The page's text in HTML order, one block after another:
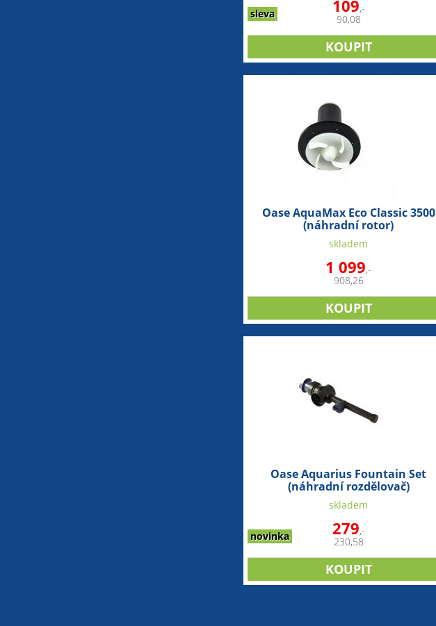
sleva 109,-
90,08
Oase AquaMax Eco Classic 3500
(náhradní rotor)
skladem
1 099,-
908,26
Oase Aquarius Fountain Set
(náhradní rozdělovač)
novinka
skladem
279,-
230,58